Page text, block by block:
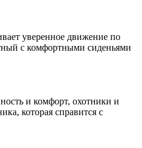
уверенное движение по
с комфортными сиденьями
и комфорт, охотники и
которая справится с